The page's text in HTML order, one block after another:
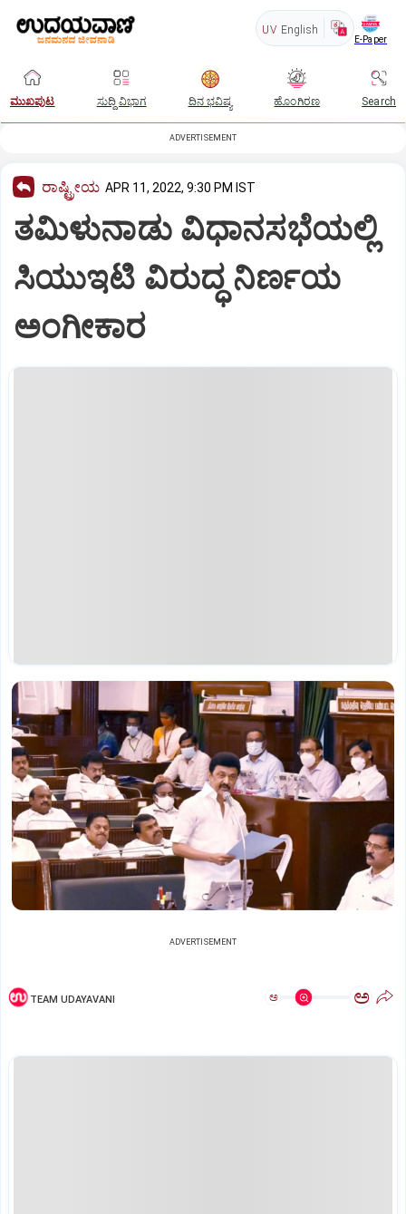
UV English
E-Paper
ಮುಖಪುಟ ಸುದ್ದಿ ವಿಭಾಗ ದಿನ ಭವಿಷ್ಯ ಹೊಂಗಿರಣ Search
ADVERTISEMENT
ರಾಷ್ಟ್ರೀಯ APR 11, 2022, 9:30 PM IST
ತಮಿಳುನಾಡು ವಿಧಾನಸಭೆಯಲ್ಲಿ
ಸಿಯುಇಟಿ ವಿರುದ್ಧ ನಿರ್ಣಯ
ಅಂಗೀಕಾರ
ADVERTISEMENT
TEAM UDAYAVANI ಅ ಅ